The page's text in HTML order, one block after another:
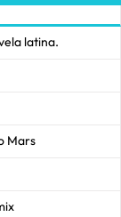
latina.
Mars